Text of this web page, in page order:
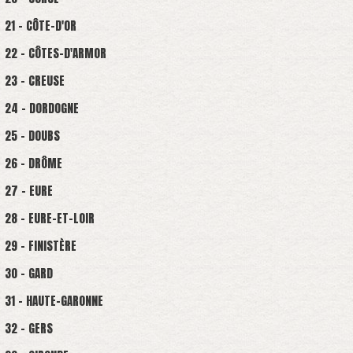
21 - CÔTE-D'OR
22 - CÔTES-D'ARMOR
23 - CREUSE
24 - DORDOGNE
25 - DOUBS
26 - DRÔME
27 - EURE
28 - EURE-ET-LOIR
29 - FINISTÈRE
30 - GARD
31 - HAUTE-GARONNE
32 - GERS